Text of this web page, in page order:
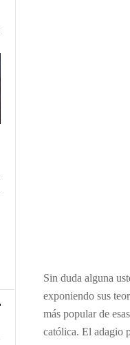
Sin duda alguna
exponiendo sus
más popular de
católica. El adagio